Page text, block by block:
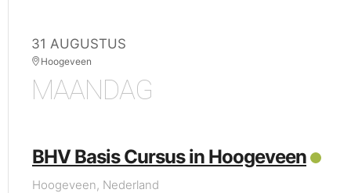
31 AUGUSTUS
Hoogeveen
MAANDAG
BHV Basis Cursus in Hoogeveen
Hoogeveen, Nederland